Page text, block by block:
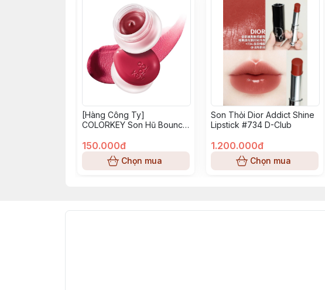
[Hàng Công Ty]
COLORKEY Son Hũ Bouncy
- Q06
150.000đ
Chọn mua
Son Thỏi Dior Addict Shine
Lipstick #734 D-Club
1.200.000đ
Chọn mua